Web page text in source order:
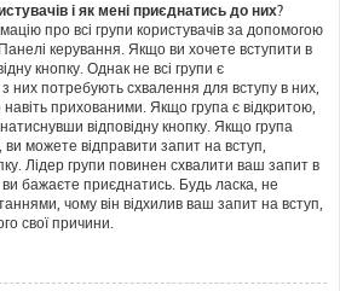
і як мені приєднатись до них?
про всі групи користувачів за допомогою
керування. Якщо ви хочете вступити в
кнопку. Однак не всі групи є
них потребують схвалення для вступу в них,
прихованими. Якщо група є відкритою,
відповідну кнопку. Якщо група
ви можете відправити запит на вступ,
Лідер групи повинен схвалити ваш запит в
бажаєте приєднатись. Будь ласка, не
чому він відхилив ваш запит на вступ,
свої причини.